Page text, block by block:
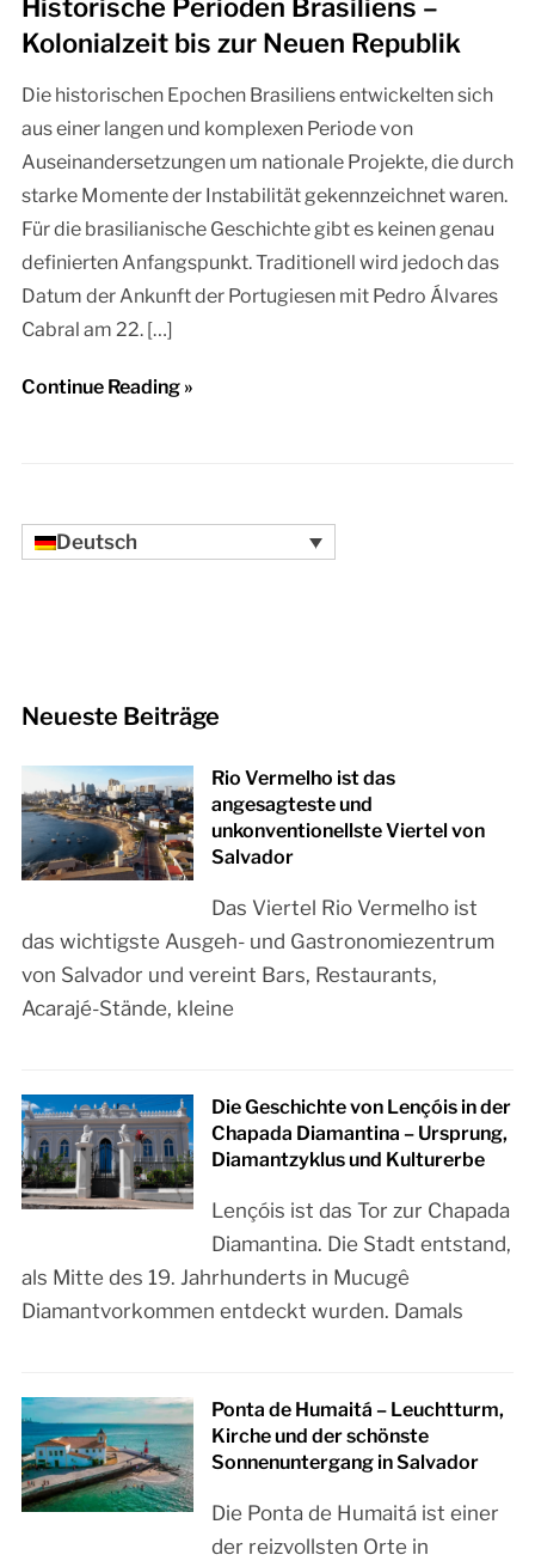
Historische Perioden Brasiliens –
Kolonialzeit bis zur Neuen Republik
Die historischen Epochen Brasiliens entwickelten sich
aus einer langen und komplexen Periode von
Auseinandersetzungen um nationale Projekte, die durch
starke Momente der Instabilität gekennzeichnet waren.
Für die brasilianische Geschichte gibt es keinen genau
definierten Anfangspunkt. Traditionell wird jedoch das
Datum der Ankunft der Portugiesen mit Pedro Álvares
Cabral am 22. […]
Continue Reading »
Deutsch
Neueste Beiträge
Rio Vermelho ist das
angesagteste und
unkonventionellste Viertel von
Salvador
Das Viertel Rio Vermelho ist
das wichtigste Ausgeh- und Gastronomiezentrum
von Salvador und vereint Bars, Restaurants,
Acarajé-Stände, kleine
Die Geschichte von Lençóis in der
Chapada Diamantina – Ursprung,
Diamantzyklus und Kulturerbe
Lençóis ist das Tor zur Chapada
Diamantina. Die Stadt entstand,
als Mitte des 19. Jahrhunderts in Mucugê
Diamantvorkommen entdeckt wurden. Damals
Ponta de Humaitá – Leuchtturm,
Kirche und der schönste
Sonnenuntergang in Salvador
Die Ponta de Humaitá ist einer
der reizvollsten Orte in